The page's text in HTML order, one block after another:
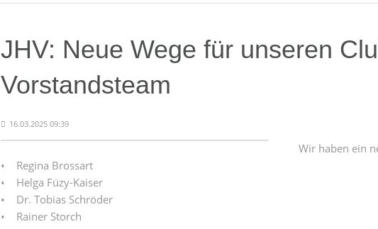
JHV: Neue Wege für unseren
Vorstandsteam
16.03.2025 09:39
Wir haben ein
• Regina Brossart
• Helga Füzy-Kaiser
• Dr. Tobias Schröder
• Rainer Storch